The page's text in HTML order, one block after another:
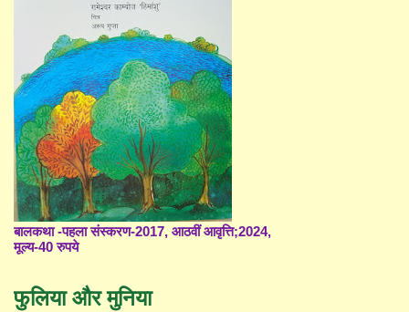
बालकथा -पहला संस्करण-2017, आठवीं आवृत्ति;2024,
मूल्य-40 रुपये
फुलिया और मुनिया